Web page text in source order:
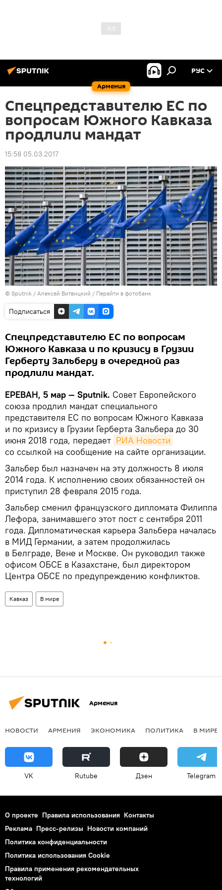
Армения
РУС
Спецпредставителю ЕС по
вопросам Южного Кавказа
продлили мандат
15:58 05.03.2017
© Sputnik / Алексей Витвицкий / Перейти в фотобанк
Подписаться
Спецпредставителю ЕС по вопросам
Южного Кавказа и по кризису в Грузии
Герберту Зальберу в очередной раз
продлили мандат.
ЕРЕВАН, 5 мар — Sputnik. Совет Европейского
союза продлил мандат специального
представителя ЕС по вопросам Южного Кавказа
и по кризису в Грузии Герберта Зальбера до 30
июня 2018 года, передает РИА Новости
со ссылкой на сообщение на сайте организации.
Зальбер был назначен на эту должность 8 июля
2014 года. К исполнению своих обязанностей он
приступил 28 февраля 2015 года.
Зальбер сменил французского дипломата Филиппа
Лефора, занимавшего этот пост с сентября 2011
года. Дипломатическая карьера Зальбера началась
в МИД Германии, а затем продолжилась
в Белграде, Вене и Москве. Он руководил также
офисом ОБСЕ в Казахстане, был директором
Центра ОБСЕ по предупреждению конфликтов.
Кавказ В мире
Армения
НОВОСТИ АРМЕНИЯ ЭКОНОМИКА ПОЛИТИКА В МИРЕ
VK Rutube Дзен Telegram
О проекте Правила использования Контакты
Реклама Пресс-релизы Новости компаний
Политика конфиденциальности
Политика использования Cookie
Правила применения рекомендательных
технологий